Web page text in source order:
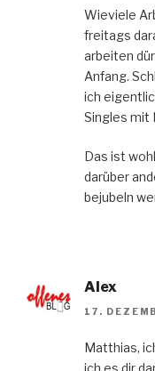
Wieviele
freitags
arbeiten
Anfang.
ich
Singles mit
Das ist
darüber
bejubeln
Alex
17.
Matthias,